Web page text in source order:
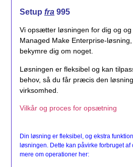
Setup fra 995
Vi opsætter løsningen for dig og
Managed Make Enterprise-
bekymre dig om noget.
Løsningen er fleksibel og kan
behov, så du får præcis den
virksomhed.
Vilkår og proces for opsætning
Din løsning er fleksibel, og ekstra
løsningen. Dette kan påvirke forbruget
mere om operationer her: